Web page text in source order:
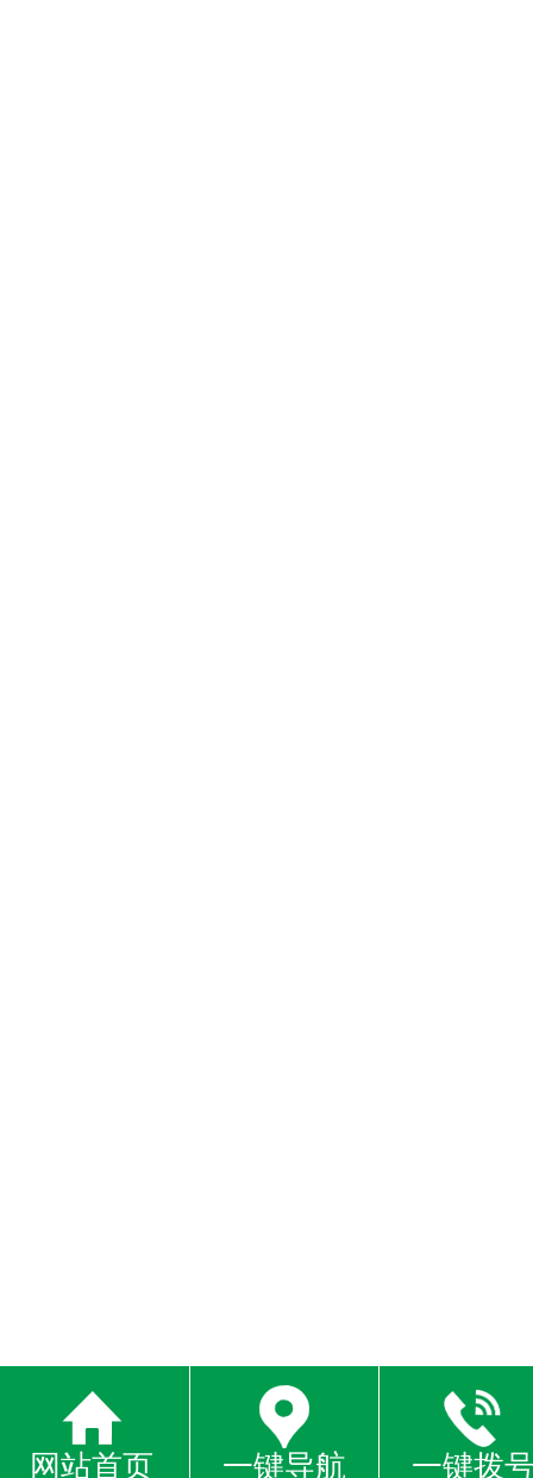
网站首页 一键导航 一键拨